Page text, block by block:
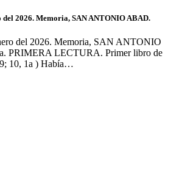
del 2026. Memoria, SAN ANTONIO ABAD.
del 2026. Memoria, SAN ANTONIO
PRIMERA LECTURA. Primer libro de
10, 1a ) Había…